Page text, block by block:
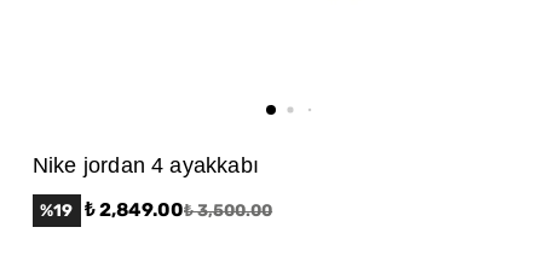
Nike jordan 4 ayakkabı
%19 ₺ 2,849.00₺ 3,500.00